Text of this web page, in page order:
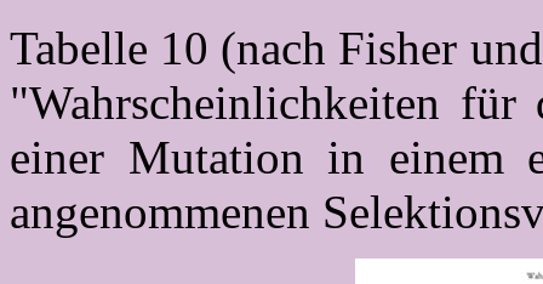
Tabelle 10 (nach Fisher
"Wahrscheinlichkeiten
einer Mutation in einem
angenommenen